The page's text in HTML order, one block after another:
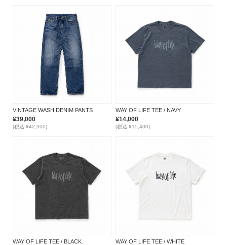
VINTAGE WASH DENIM PANTS
¥39,000
(税込 ¥42,900)
WAY OF LIFE TEE / NAVY
¥14,000
(税込 ¥15,400)
WAY OF LIFE TEE / BLACK WAY OF LIFE TEE / WHITE